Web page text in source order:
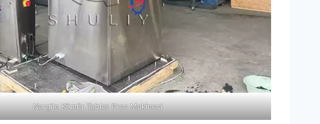
Nargile Kömür Tablet Pres Makinesi